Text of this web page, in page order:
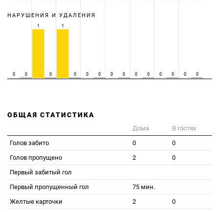
НАРУШЕНИЯ И УДАЛЕНИЯ
0 0
1
0
1
0 0 0 0 0 0 0 0 0 0 0
ОБЩАЯ СТАТИСТИКА
Дома
В гостях
Голов забито
0
0
Голов пропущено
2
0
Первый забитый гол
Первый пропущенный гол
75 мин.
Желтые карточки
2
0